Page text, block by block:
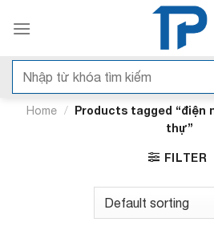
qua
dungSearch
Home / Products tagged
thự”
FILTER